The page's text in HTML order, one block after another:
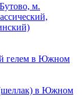
Affinityм.
гелем в Южном
в Южном